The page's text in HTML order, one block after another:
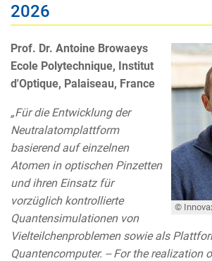
2026
©
Prof. Dr. Antoine Browaeys
Ecole Polytechnique, Institut
d'Optique, Palaiseau, France
„Für die Entwicklung der
Neutralatomplattform
basierend auf einzelnen
Atomen in optischen Pinzetten
und ihren Einsatz für
vorzüglich kontrollierte
Quantensimulationen von
Vielteilchenproblemen sowie als
Quantencomputer. -- For the realization